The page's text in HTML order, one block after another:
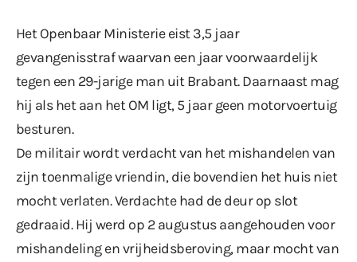
Het Openbaar Ministerie eist 3,5 jaar
gevangenisstraf waarvan een jaar voorwaardelijk
tegen een 29-jarige man uit Brabant. Daarnaast mag
hij als het aan het OM ligt, 5 jaar geen motorvoertuig
besturen.
De militair wordt verdacht van het mishandelen van
zijn toenmalige vriendin, die bovendien het huis niet
mocht verlaten. Verdachte had de deur op slot
gedraaid. Hij werd op 2 augustus aangehouden voor
mishandeling en vrijheidsberoving, maar mocht van